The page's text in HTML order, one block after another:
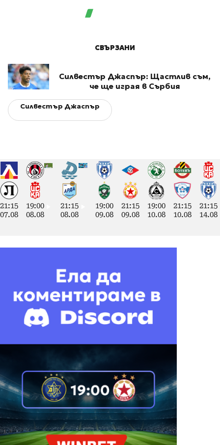
СВЪРЗАНИ
Силвестър Джаспър: Щастлив съм,
че ще играя в Сърбия
Силвестър Джаспър
21:15
07.08
19:00
08.08
21:15
08.08
19:00
09.08
21:15
09.08
19:00
10.08
21:15
10.08
21:15
14.08